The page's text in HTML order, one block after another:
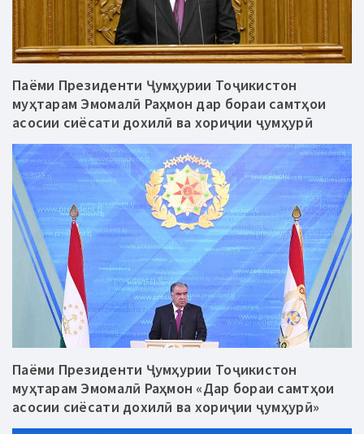
Паёми Президенти Ҷумҳурии Тоҷикистон
муҳтарам Эмомалӣ Раҳмон дар бораи самтҳои
асосии сиёсати дохилӣ ва хориҷии ҷумҳурӣ
Паёми Президенти Ҷумҳурии Тоҷикистон
муҳтарам Эмомалӣ Раҳмон «Дар бораи самтҳои
асосии сиёсати дохилӣ ва хориҷии ҷумҳурӣ»